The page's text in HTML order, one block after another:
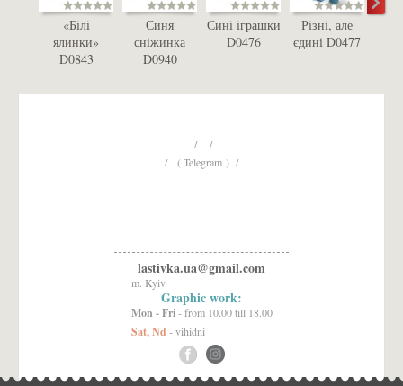
«Білі
ялинки»
D0843
Синя
сніжинка
D0940
Сині іграшки
D0476
Різні, але
єдині D0477
/ /
/ ( Telegram ) /
lastivka.ua@gmail.com
m. Kyiv
Graphic work:
Mon - Fri- from 10.00 till 18.00
Sat, Nd - vihidni